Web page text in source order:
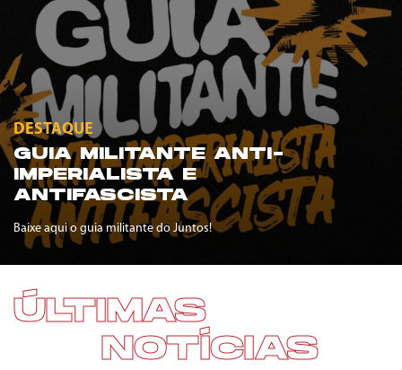
DESTAQUE
GUIA MILITANTE ANTI-
IMPERIALISTA E
ANTIFASCISTA
Baixe aqui o guia militante do Juntos!
ÚLTIMAS
NOTÍCIAS